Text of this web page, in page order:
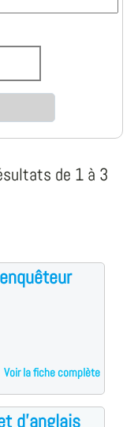
de 1 à 3
Voir la fiche complète
d'anglais